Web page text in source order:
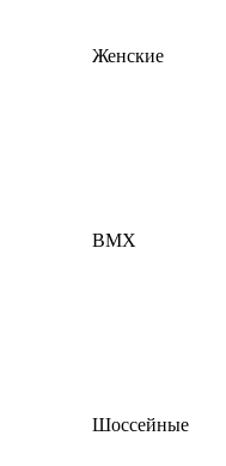
Женские
BMX
Шоссейные